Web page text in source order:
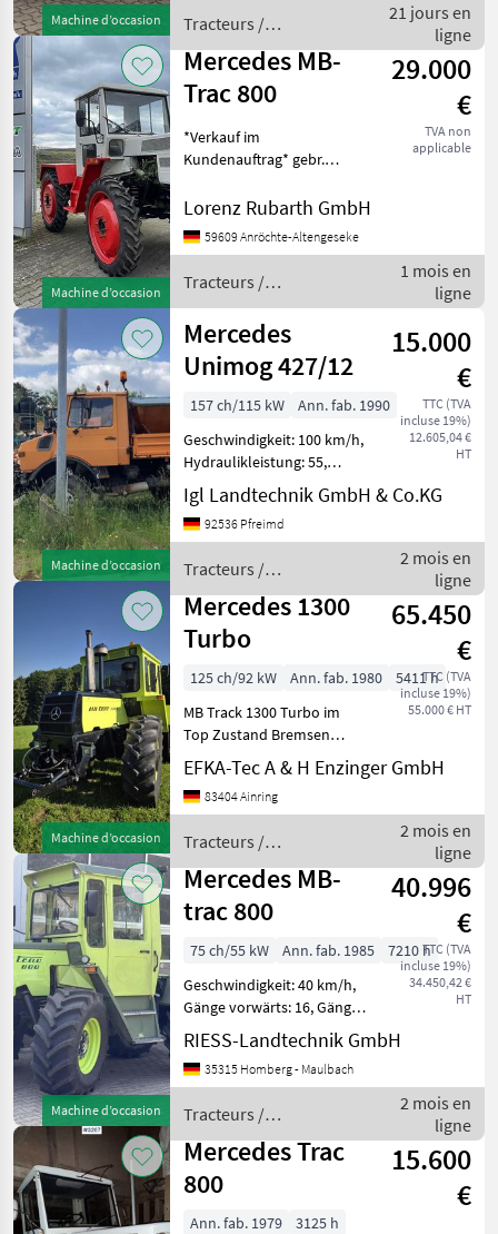
Machine d’occasion
Druckluftbremsanlage
Pflegeradsatz Heckk
Tracteurs /
Mercedes
21 jours en
ligne
Machine d’occasion
Mercedes MB-
Trac 800
29.000
€
TVA non
applicable
*Verkauf im
Kundenauftrag* gebr.
- Betriebsstunden: 6391, 73
Heckhubwerk - Motor:
(72P
Lorenz Rubarth GmbH
59609 Anröchte-Altengeseke
Tracteurs /
Mercedes
1 mois en
ligne
Machine d’occasion
Mercedes
Unimog 427/12
15.000
€
TTC (TVA
incluse 19%)
12.605,04 €
HT
157 ch/115 kW
Ann. fab. 1990
Geschwindigkeit: 100 km/h,
Hydraulikleistung: 55,
Gänge vorwärts: 8, Gänge
rückwärts: 8,
Motorhersteller: Mercedes-
Erstzulassung: 02
Igl Landtechnik GmbH & Co.KG
92536 Pfreimd
Tracteurs /
Mercedes
2 mois en
ligne
Machine d’occasion
Mercedes 1300
Turbo
65.450
€
TTC (TVA
incluse 19%)
55.000 € HT
125 ch/92 kW Ann. fab. 1980
5411 h
MB Track 1300 Turbo im
Top Zustand Bremsen
Scharmüllerschlitten alle
Öle LED Scheinwerfer neu.
TÜV bis 11.2026, Tracteurs
EFKA-Tec A & H Enzinger GmbH
83404 Ainring
Tracteurs /
Mercedes
2 mois en
ligne
Machine d’occasion
Mercedes MB-
trac 800
40.996
€
TTC (TVA
incluse 19%)
34.450,42 €
HT
75 ch/55 kW Ann. fab. 1985
7210 h
Geschwindigkeit: 40 km/h,
Gänge vorwärts: 16, Gänge
rückwärts: 8,
Motorhersteller: Daimler-
Benz, Motortyp: OM 314,
Motor-Zylinderanz
RIESS-Landtechnik GmbH
35315 Homberg - Maulbach
Tracteurs /
Mercedes
2 mois en
ligne
Mercedes Trac
800
15.600
€
Ann. fab. 1979
3125 h